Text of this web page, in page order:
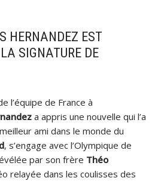
HERNANDEZ EST
SIGNATURE DE
l’équipe de France à
a appris une nouvelle qui l’a
ami dans le monde du
, s’engage avec l’Olympique de
par son frère Théo
relayée dans les coulisses des